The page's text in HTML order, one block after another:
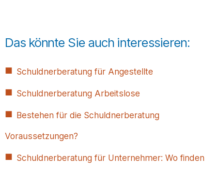
Das könnte Sie auch interessieren:
Schuldnerberatung für Angestellte
Schuldnerberatung Arbeitslose
Bestehen für die Schuldnerberatung
Voraussetzungen?
Schuldnerberatung für Unternehmer: Wo finden